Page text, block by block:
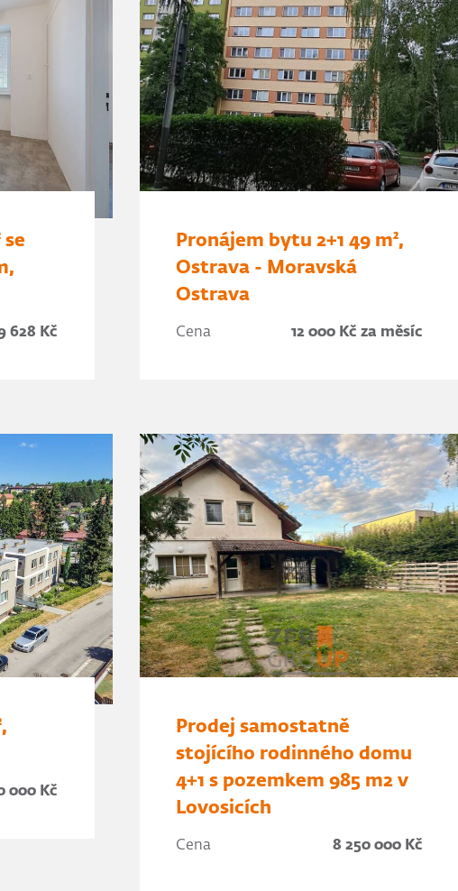
se
628 Kč
Pronájem bytu 2+1 49 m²,
Ostrava - Moravská
Ostrava
Cena 12 000 Kč za měsíc
000 Kč
Prodej samostatně
stojícího rodinného domu
4+1 s pozemkem 985 m2 v
Lovosicích
Cena 8 250 000 Kč